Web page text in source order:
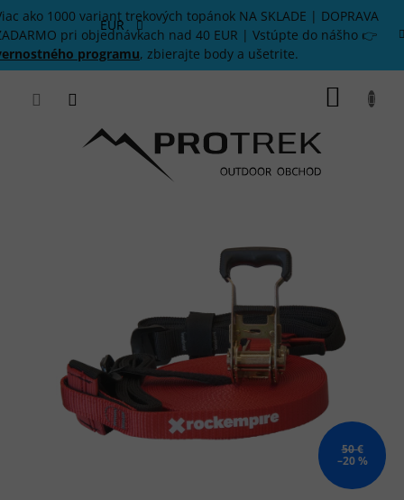
Prejsť
na
obsah
ako 1000 variant trekových topánok NA SKLADE | DOPRAVA
pri objednávkach nad 40 EUR | Vstúpte do nášho 👉
programu, zbierajte body a ušetrite.
EUR
50 €
–20 %